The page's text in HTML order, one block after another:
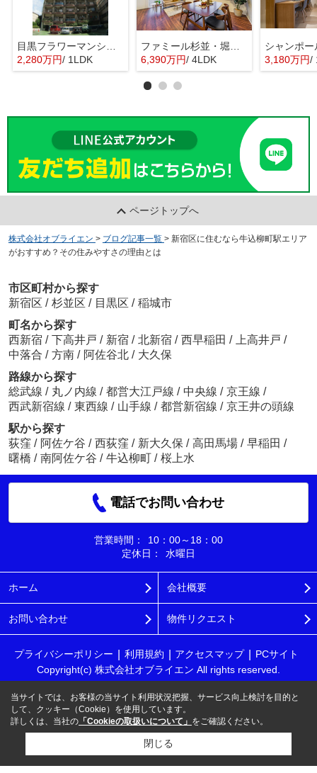
2,280万円/ 1LDK
6,390万円/ 4LDK 3,180万円/
ページトップへ
株式会社オブライエン > ブログ記事一覧 > 新宿区に住むなら牛込柳町駅エリア
がおすすめ？その住みやすさの理由とは
市区町村から探す
新宿区 / 杉並区 / 目黒区 / 稲城市
町名から探す
西新宿 / 下高井戸 / 新宿 / 北新宿 / 西早稲田 / 上高井戸 /
中落合 / 方南 / 阿佐谷北 / 大久保
路線から探す
総武線 / 丸ノ内線 / 都営大江戸線 / 中央線 / 京王線 /
西武新宿線 / 東西線 / 山手線 / 都営新宿線 / 京王井の頭線
駅から探す
荻窪 / 阿佐ケ谷 / 西荻窪 / 新大久保 / 高田馬場 / 早稲田 /
曙橋 / 南阿佐ケ谷 / 牛込柳町 / 桜上水
電話でお問い合わせ
営業時間：
10：00～18：00
定休日：
水曜日
ホーム 会社概要
お問い合わせ 物件リクエスト
プライバシーポリシー 利用規約 アクセスマップ
PCサイト
Copyright(c) 株式会社オブライエン All rights reserved.
当サイトでは、お客様の当サイト利用状況把握、サービス向上検討を目的と
して、クッキー（Cookie）を使用しています。
詳しくは、当社の 「Cookieの取扱いについて」 をご確認ください。
閉じる